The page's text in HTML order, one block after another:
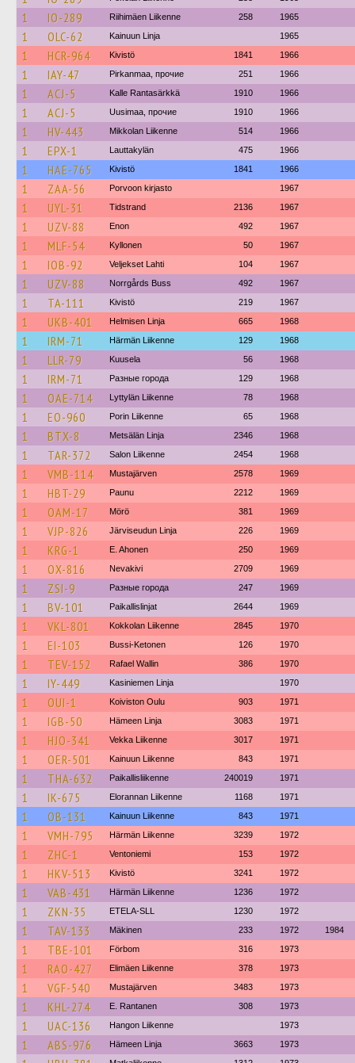
1 IO-289 Riihimäen Liikenne 258 1965
1 OLC-62 Kainuun Linja 1965
1 HCR-964 Kivistö 1841 1966
1 IAY-47 Pirkanmaa, прочие 251 1966
1 ACJ-5 Kalle Rantasärkkä 1910 1966
1 ACJ-5 Uusimaa, прочие 1910 1966
1 HV-443 Mikkolan Liikenne 514 1966
1 EPX-1 Lauttakylän 475 1966
1 HAE-765 Kivistö 1841 1966
1 ZAA-56 Porvoon kirjasto 1967
1 UYL-31 Tidstrand 2136 1967
1 UZV-88 Enon 492 1967
1 MLF-54 Kyllonen 50 1967
1 IOB-92 Veljekset Lahti 104 1967
1 UZV-88 Norrgårds Buss 492 1967
1 TA-111 Kivistö 219 1967
1 UKB-401 Helmisen Linja 665 1968
1 IRM-71 Härmän Liikenne 129 1968
1 LLR-79 Kuusela 56 1968
1 IRM-71 Разные города 129 1968
1 OAE-714 Lyttylän Liikenne 78 1968
1 EO-960 Porin Liikenne 65 1968
1 BTX-8 Metsälän Linja 2346 1968
1 TAR-372 Salon Liikenne 2454 1968
1 VMB-114 Mustajärven 2578 1969
1 HBT-29 Paunu 2212 1969
1 OAM-17 Mörö 381 1969
1 VJP-826 Järviseudun Linja 226 1969
1 KRG-1 E. Ahonen 250 1969
1 OX-816 Nevakivi 2709 1969
1 ZSI-9 Разные города 247 1969
1 BV-101 Paikallislinjat 2644 1969
1 VKL-801 Kokkolan Liikenne 2845 1970
1 EI-103 Bussi-Ketonen 126 1970
1 TEV-152 Rafael Wallin 386 1970
1 IY-449 Kasiniemen Linja 1970
1 OUI-1 Koiviston Oulu 903 1971
1 IGB-50 Hämeen Linja 3083 1971
1 HJO-341 Vekka Liikenne 3017 1971
1 OER-501 Kainuun Liikenne 843 1971
1 THA-632 Paikallisliikenne 240019 1971
1 IK-675 Elorannan Liikenne 1168 1971
1 OB-131 Kainuun Liikenne 843 1971
1 VMH-795 Härmän Liikenne 3239 1972
1 ZHC-1 Ventoniemi 153 1972
1 HKV-513 Kivistö 3241 1972
1 VAB-431 Härmän Liikenne 1236 1972
1 ZKN-35 ETELA-SLL 1230 1972
1 TAV-133 Mäkinen 233 1972 1984
1 TBE-101 Förbom 316 1973
1 RAO-427 Elimäen Liikenne 378 1973
1 VGF-540 Mustajärven 3483 1973
1 KHL-274 E. Rantanen 308 1973
1 UAC-136 Hangon Liikenne 1973
1 ABS-976 Hämeen Linja 3663 1973